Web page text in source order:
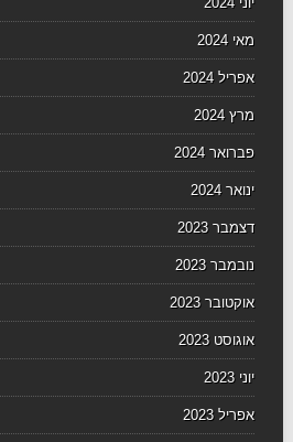
מאי 2024
אפריל 2024
מרץ 2024
פברואר 2024
ינואר 2024
דצמבר 2023
נובמבר 2023
אוקטובר 2023
אוגוסט 2023
יוני 2023
אפריל 2023